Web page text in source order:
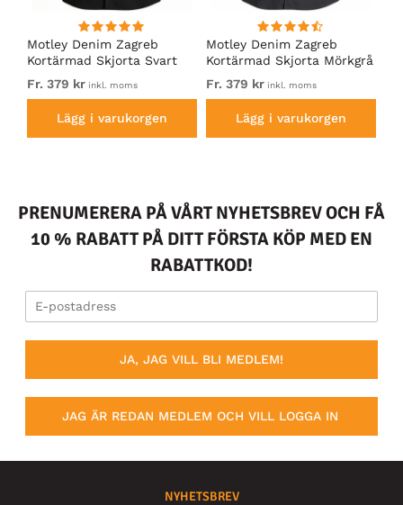
Motley Denim Zagreb
Kortärmad Skjorta Svart
Fr. 379 kr inkl. moms
Lägg i varukorgen
Motley Denim Zagreb
Kortärmad Skjorta Mörkgrå
Fr. 379 kr inkl. moms
Lägg i varukorgen
PRENUMERERA PÅ VÅRT NYHETSBREV OCH FÅ
10 % RABATT PÅ DITT FÖRSTA KÖP MED EN
RABATTKOD!
JA, JAG VILL BLI MEDLEM!
JAG ÄR REDAN MEDLEM OCH VILL LOGGA IN
NYHETSBREV